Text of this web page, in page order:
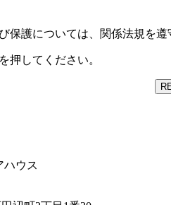
護については、関係法規を
押してください。
ハウス